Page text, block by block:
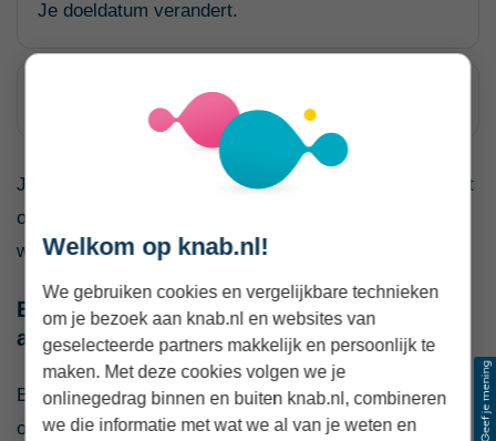
Je doeldatum verandert.
Je voorkeuren rond duurzaamheid veranderen.
Je kunt het zien als onderhoud aan je beleggingen. Niet
omdat je steeds iets moet wijzigen, maar omdat je wilt
weten of je plan nog past.
Beleggen voor je pensioen vraagt extra
aandacht
Beleg je voor je pensioen? Dan is het extra belangrijk
om je beleggingsplan regelmatig te checken. Bij
Welkom op knab.nl!
We gebruiken cookies en vergelijkbare technieken
om je bezoek aan knab.nl en websites van
geselecteerde partners makkelijk en persoonlijk te
maken. Met deze cookies volgen we je
onlinegedrag binnen en buiten knab.nl, combineren
we die informatie met wat we al van je weten en